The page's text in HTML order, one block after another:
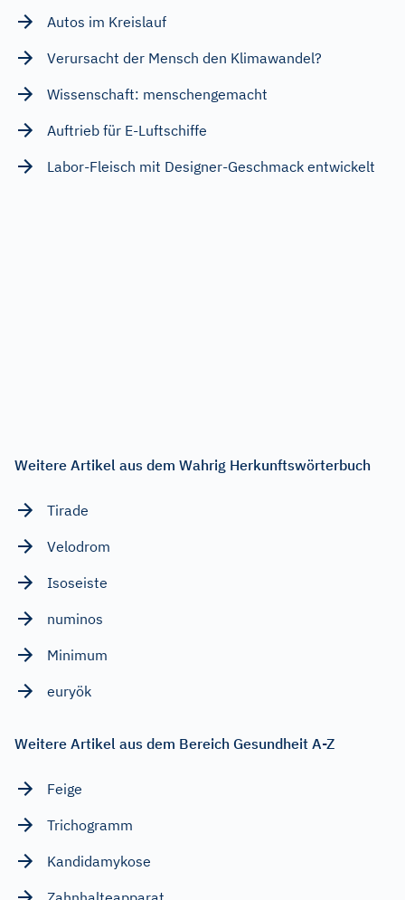
Autos im Kreislauf
Verursacht der Mensch den Klimawandel?
Wissenschaft: menschengemacht
Auftrieb für E-Luftschiffe
Labor-Fleisch mit Designer-Geschmack entwickelt
Weitere Artikel aus dem Wahrig Herkunftswörterbuch
Tirade
Velodrom
Isoseiste
numinos
Minimum
euryök
Weitere Artikel aus dem Bereich Gesundheit A-Z
Feige
Trichogramm
Kandidamykose